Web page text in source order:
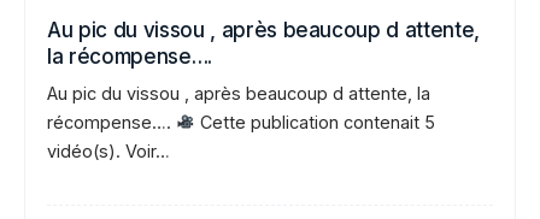
Au pic du vissou , après beaucoup d attente,
la récompense….
Au pic du vissou , après beaucoup d attente, la
récompense….
Cette publication contenait 5
vidéo(s). Voir…